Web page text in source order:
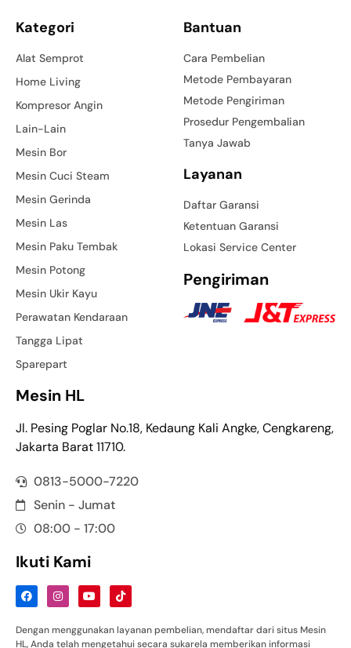
Kategori
Alat Semprot
Home Living
Kompresor Angin
Lain-Lain
Mesin Bor
Mesin Cuci Steam
Mesin Gerinda
Mesin Las
Mesin Paku Tembak
Mesin Potong
Mesin Ukir Kayu
Perawatan Kendaraan
Tangga Lipat
Sparepart
Bantuan
Cara Pembelian
Metode Pembayaran
Metode Pengiriman
Prosedur Pengembalian
Tanya Jawab
Layanan
Daftar Garansi
Ketentuan Garansi
Lokasi Service Center
Pengiriman
Mesin HL
Jl. Pesing Poglar No.18, Kedaung Kali Angke, Cengkareng,
Jakarta Barat 11710.
0813-5000-7220
Senin - Jumat
08:00 - 17:00
Ikuti Kami
Dengan menggunakan layanan pembelian, mendaftar dari situs Mesin
HL, Anda telah mengetahui secara sukarela memberikan informasi